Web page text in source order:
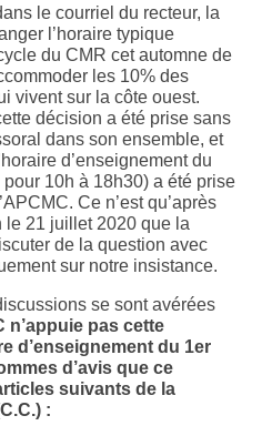
le courriel du recteur, la
l’horaire typique
du CMR cet automne de
les 10% des
vivent sur la côte ouest.
décision a été prise sans
dans son ensemble, et
d’enseignement du
pour 10h à 18h30) a été prise
Ce n’est qu’après
le 21 juillet 2020 que la
de la question avec
sur notre insistance.
se sont avérées
n’appuie pas cette
d’enseignement du 1er
d’avis que ce
suivants de la
: